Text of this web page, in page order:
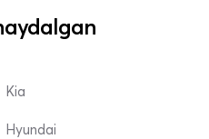
Kia
Hyundai